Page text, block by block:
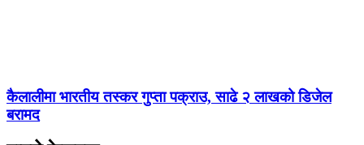
कैलालीमा भारतीय तस्कर गुप्ता पक्राउ, साढे २ लाखको डिजेल
बरामद